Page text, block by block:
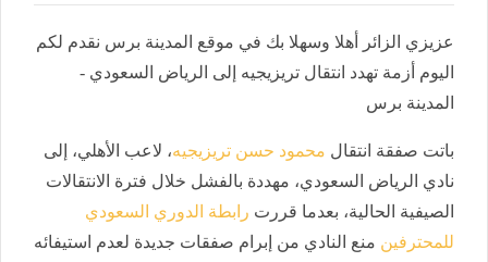
عزيزي الزائر أهلا وسهلا بك في موقع المدينة برس نقدم لكم
اليوم أزمة تهدد انتقال تريزيجيه إلى الرياض السعودي -
المدينة برس
باتت صفقة انتقال محمود حسن تريزيجيه، لاعب الأهلي، إلى
نادي الرياض السعودي، مهددة بالفشل خلال فترة الانتقالات
الصيفية الحالية، بعدما قررت رابطة الدوري السعودي
للمحترفين منع النادي من إبرام صفقات جديدة لعدم استيفائه